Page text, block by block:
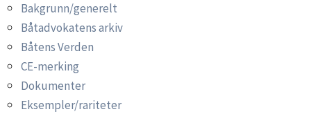
Bakgrunn/generelt
Båtadvokatens arkiv
Båtens Verden
CE-merking
Dokumenter
Eksempler/rariteter